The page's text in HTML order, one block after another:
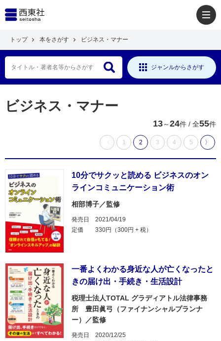
トップ 本をさがす ビジネス・マナー
ジャンルからさがす
ビジネス・マナー
13～24件 / 全55件
〈 1 2 3 4 5 〉
10分でサクッと読める ビジネスのオン
ラインコミュニケーション術
相部博子／監修
発売日
2021/04/19
定価
330円（300円 + 税）
一番よくわかる身近な人が亡くなったと
きの届け出・手続き・生活設計
税理士法人TOTAL グラディアトル法律事務
所 豊田眞弓（ファイナンシャルプランナ
ー）／監修
発売日
2020/12/25